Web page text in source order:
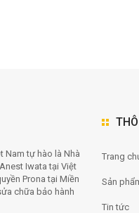
Nam tự hào là Nhà
Iwata tại Việt
Prona tại Miền
chữa bảo hành
Trang
Sản
Tin tức